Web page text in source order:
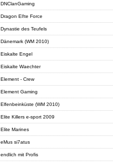
DNClanGaming
Dragon El!te Force
Dynastie des Teufels
Dänemark (WM 2010)
Eiskalte Engel
Eiskalte Waechter
Element - Crew
Element Gaming
Elfenbeinküste (WM 2010)
Elite Killers e-sport 2009
Elite Marines
eMus si7atus
endlich mit Profis